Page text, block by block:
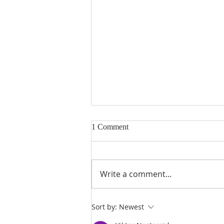
ANSE Summer University 2027
- Iceland
1 Comment
Write a comment...
Sort by: Newest